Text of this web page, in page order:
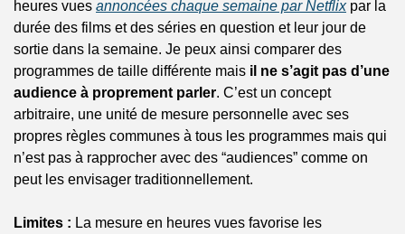
heures vues annoncées chaque semaine par Netflix par la
durée des films et des séries en question et leur jour de
sortie dans la semaine. Je peux ainsi comparer des
programmes de taille différente mais il ne s’agit pas d’une
audience à proprement parler. C’est un concept
arbitraire, une unité de mesure personnelle avec ses
propres règles communes à tous les programmes mais qui
n’est pas à rapprocher avec des “audiences” comme on
peut les envisager traditionnellement.
Limites : La mesure en heures vues favorise les